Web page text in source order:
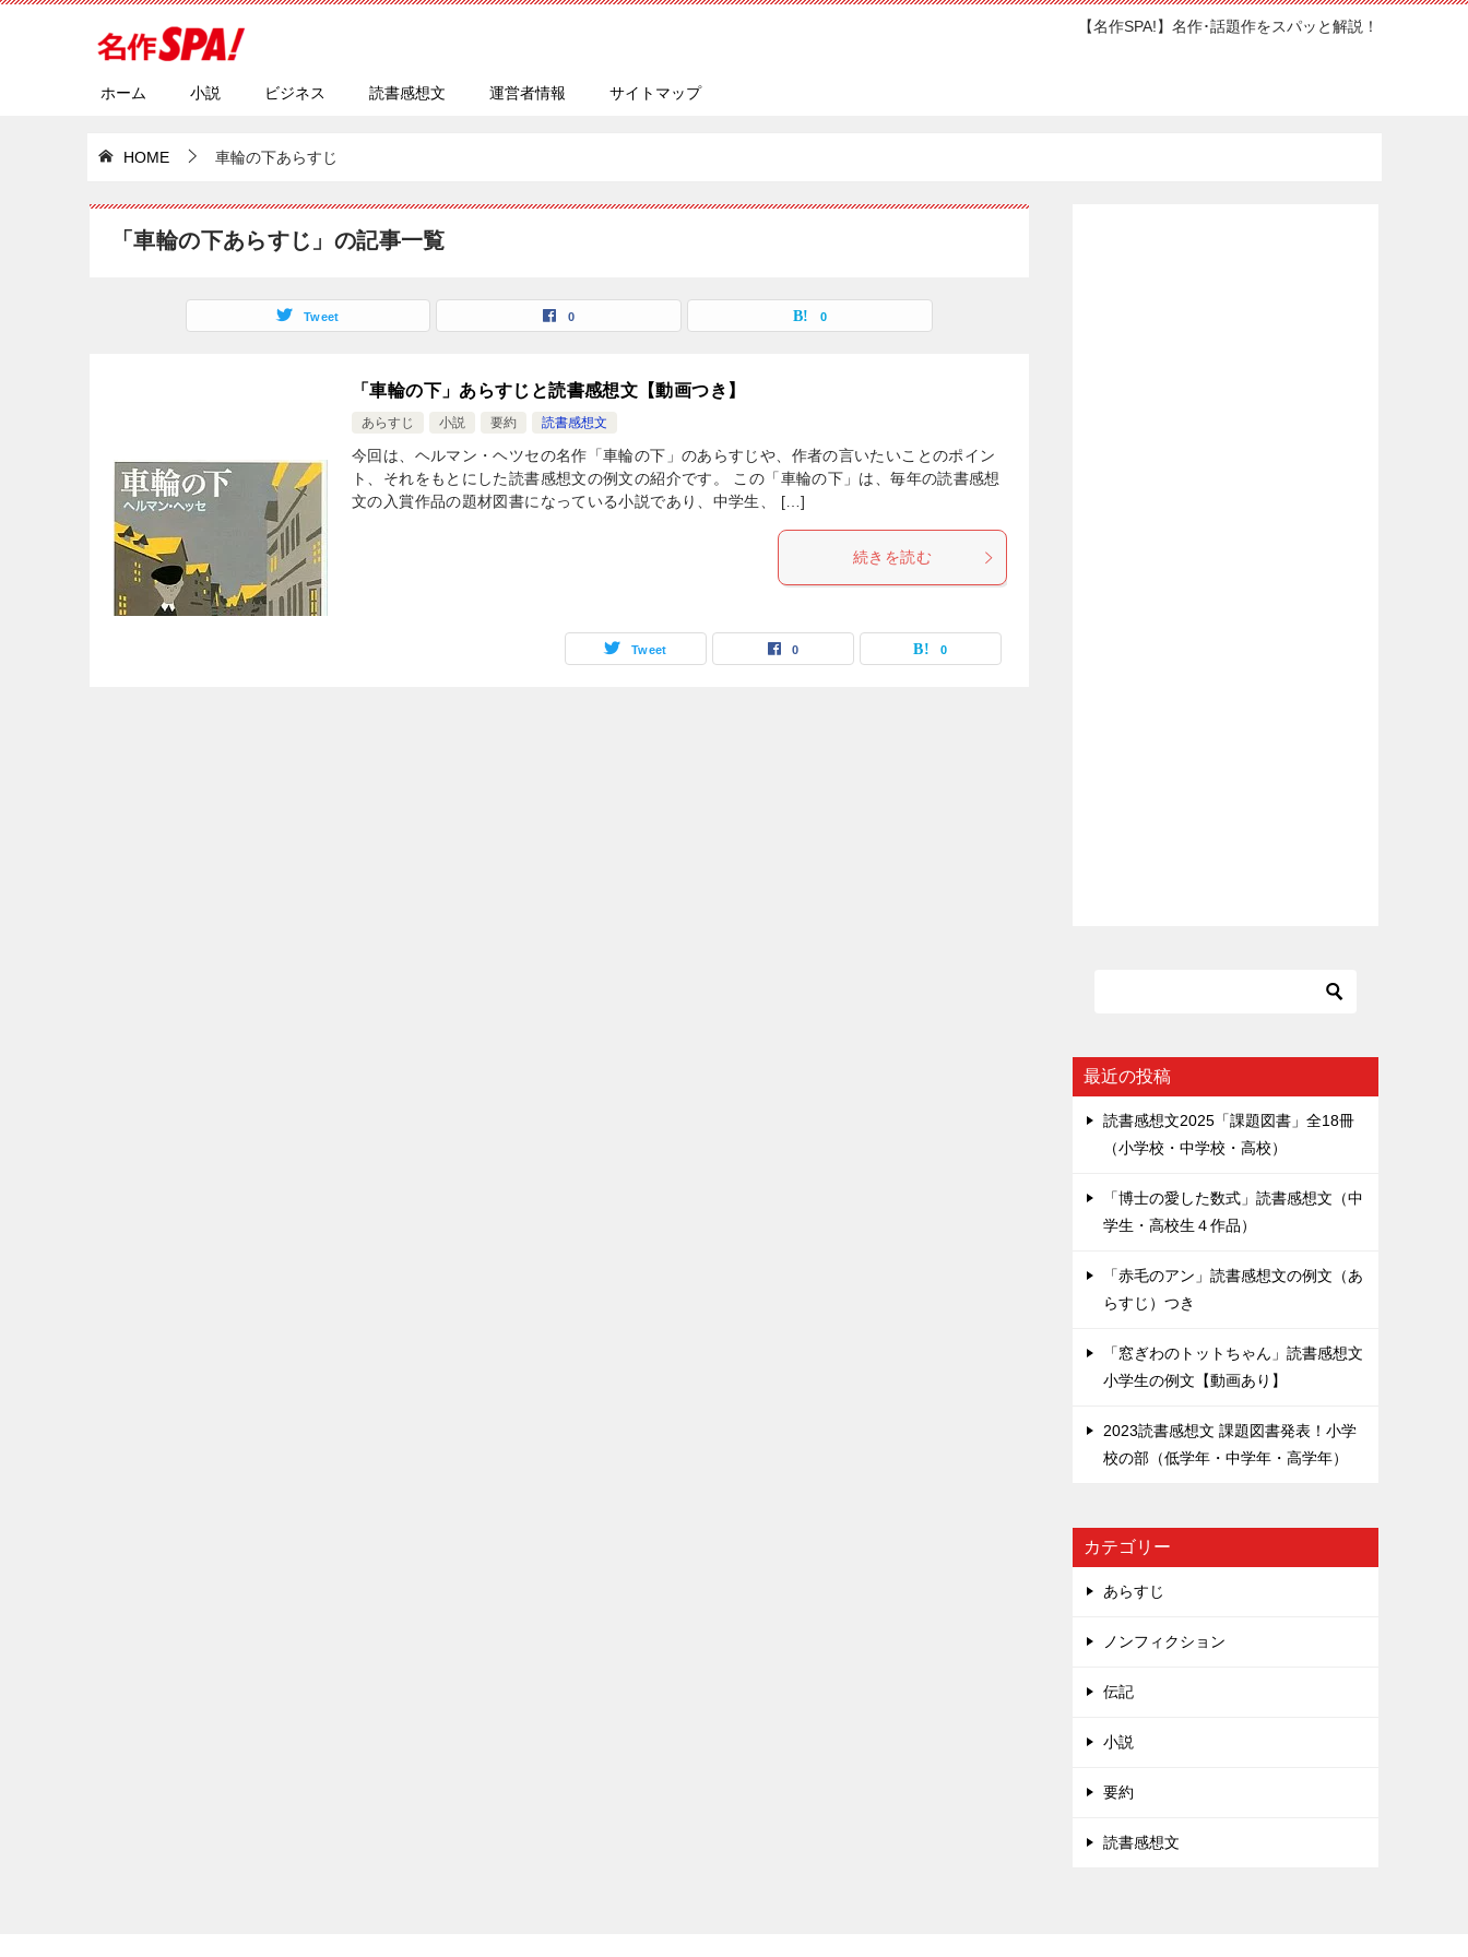
【名作SPA!】名作･話題作をスパッと解説！
ホーム 小説 ビジネス 読書感想文 運営者情報 サイトマップ
HOME 車輪の下あらすじ
「車輪の下あらすじ」の記事一覧
Tweet 0 0
「車輪の下」あらすじと読書感想文【動画つき】
あらすじ 小説 要約 読書感想文
今回は、ヘルマン・ヘツセの名作「車輪の下」のあらすじや、作者の言いたいことのポイン
ト、それをもとにした読書感想文の例文の紹介です。 この「車輪の下」は、毎年の読書感想
文の入賞作品の題材図書になっている小説であり、中学生、 […]
続きを読む
Tweet 0 0
最近の投稿
読書感想文2025「課題図書」全18冊
（小学校・中学校・高校）
「博士の愛した数式」読書感想文（中
学生・高校生４作品）
「赤毛のアン」読書感想文の例文（あ
らすじ）つき
「窓ぎわのトットちゃん」読書感想文
小学生の例文【動画あり】
2023読書感想文 課題図書発表！小学
校の部（低学年・中学年・高学年）
カテゴリー
あらすじ
ノンフィクション
伝記
小説
要約
読書感想文